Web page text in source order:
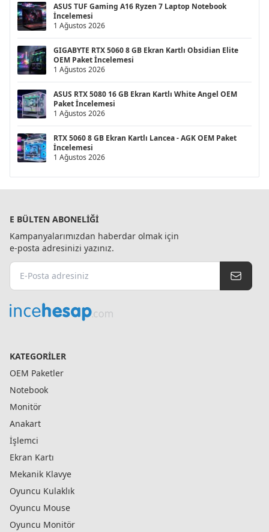
ASUS TUF Gaming A16 Ryzen 7 Laptop Notebook
İncelemesi
1 Ağustos 2026
GIGABYTE RTX 5060 8 GB Ekran Kartlı Obsidian Elite
OEM Paket İncelemesi
1 Ağustos 2026
ASUS RTX 5080 16 GB Ekran Kartlı White Angel OEM
Paket İncelemesi
1 Ağustos 2026
RTX 5060 8 GB Ekran Kartlı Lancea - AGK OEM Paket
İncelemesi
1 Ağustos 2026
E BÜLTEN ABONELIĞI
Kampanyalarımızdan haberdar olmak için
e-posta adresinizi yazınız.
KATEGORILER
OEM Paketler
Notebook
Monitör
Anakart
İşlemci
Ekran Kartı
Mekanik Klavye
Oyuncu Kulaklık
Oyuncu Mouse
Oyuncu Monitör